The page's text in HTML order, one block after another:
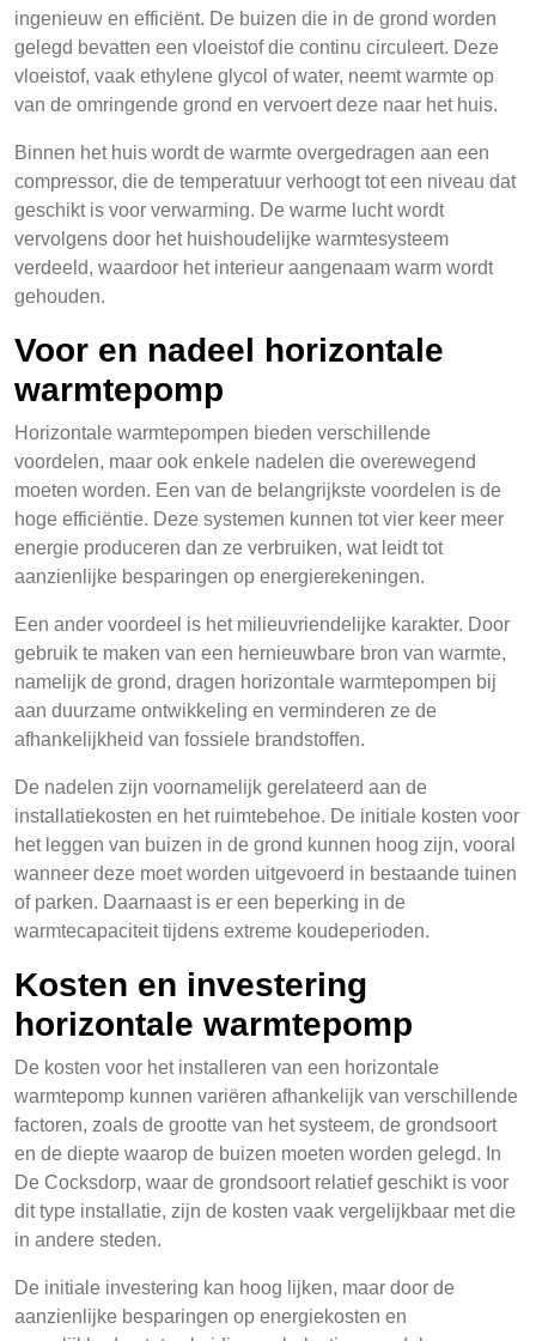
ingenieuw en efficiënt. De buizen die in de grond worden
gelegd bevatten een vloeistof die continu circuleert. Deze
vloeistof, vaak ethylene glycol of water, neemt warmte op
van de omringende grond en vervoert deze naar het huis.
Binnen het huis wordt de warmte overgedragen aan een
compressor, die de temperatuur verhoogt tot een niveau dat
geschikt is voor verwarming. De warme lucht wordt
vervolgens door het huishoudelijke warmtesysteem
verdeeld, waardoor het interieur aangenaam warm wordt
gehouden.
Voor en nadeel horizontale
warmtepomp
Horizontale warmtepompen bieden verschillende
voordelen, maar ook enkele nadelen die overewegend
moeten worden. Een van de belangrijkste voordelen is de
hoge efficiëntie. Deze systemen kunnen tot vier keer meer
energie produceren dan ze verbruiken, wat leidt tot
aanzienlijke besparingen op energierekeningen.
Een ander voordeel is het milieuvriendelijke karakter. Door
gebruik te maken van een hernieuwbare bron van warmte,
namelijk de grond, dragen horizontale warmtepompen bij
aan duurzame ontwikkeling en verminderen ze de
afhankelijkheid van fossiele brandstoffen.
De nadelen zijn voornamelijk gerelateerd aan de
installatiekosten en het ruimtebehoe. De initiale kosten voor
het leggen van buizen in de grond kunnen hoog zijn, vooral
wanneer deze moet worden uitgevoerd in bestaande tuinen
of parken. Daarnaast is er een beperking in de
warmtecapaciteit tijdens extreme koudeperioden.
Kosten en investering
horizontale warmtepomp
De kosten voor het installeren van een horizontale
warmtepomp kunnen variëren afhankelijk van verschillende
factoren, zoals de grootte van het systeem, de grondsoort
en de diepte waarop de buizen moeten worden gelegd. In
De Cocksdorp, waar de grondsoort relatief geschikt is voor
dit type installatie, zijn de kosten vaak vergelijkbaar met die
in andere steden.
De initiale investering kan hoog lijken, maar door de
aanzienlijke besparingen op energiekosten en